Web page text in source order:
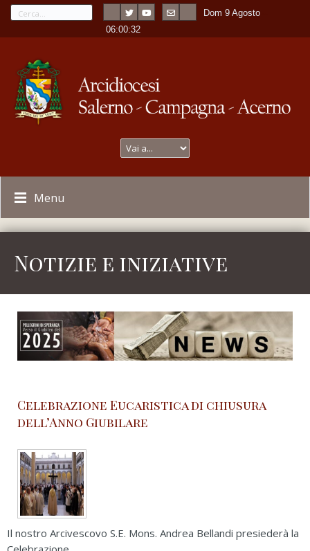
Dom 9 Agosto
-06:00:33
Menu
Notizie e iniziative
Celebrazione Eucaristica di chiusura
dell’Anno Giubilare
Il nostro Arcivescovo S.E. Mons. Andrea Bellandi presiederà la